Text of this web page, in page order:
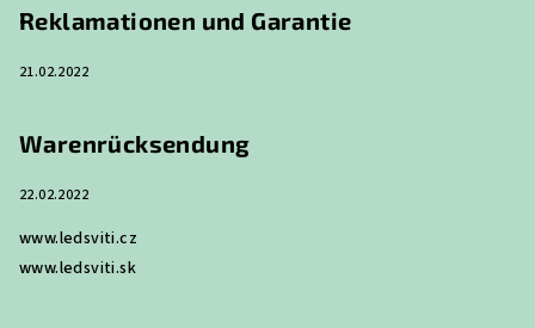
Reklamationen und Garantie
21.02.2022
Warenrücksendung
22.02.2022
www.ledsviti.cz
www.ledsviti.sk